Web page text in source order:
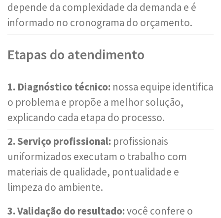
depende da complexidade da demanda e é
informado no cronograma do orçamento.
Etapas do atendimento
1. Diagnóstico técnico: nossa equipe identifica
o problema e propõe a melhor solução,
explicando cada etapa do processo.
2. Serviço profissional: profissionais
uniformizados executam o trabalho com
materiais de qualidade, pontualidade e
limpeza do ambiente.
3. Validação do resultado:você confere o